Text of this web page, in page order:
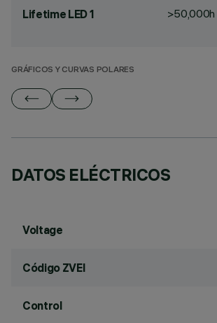
Lifetime LED 1
GRÁFICOS Y CURVAS POLARES
DATOS ELÉCTRICOS
Voltage
Código ZVEI
Control